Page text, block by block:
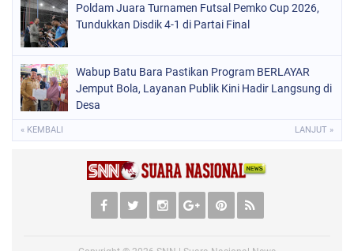
Poldam Juara Turnamen Futsal Pemko Cup 2026,
Tundukkan Disdik 4-1 di Partai Final
Wabup Batu Bara Pastikan Program BERLAYAR
Jemput Bola, Layanan Publik Kini Hadir Langsung di
Desa
« KEMBALI LANJUT »